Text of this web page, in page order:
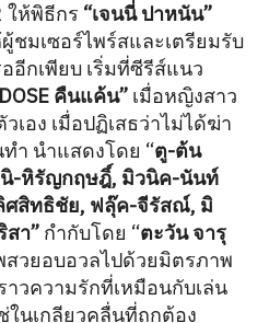
ให้พิธีกร “เจนนี่ ปาหนัน”
ชมเซอร์ไพร์สและเตรียมรับ
อีกเพียบ เริ่มที่ซีรีส์แนว
คืนแค้น” เมื่อหญิงสาว
อง เมื่อปฏิเสธว่าไม่ได้ฆ่า
ทำ นำแสดงโดย “ตู-ต้น
-หิรัญกฤษฎิ์, มิวนิค-นันท์
ศสิทธิชัย, ฟลุ๊ค-จีรัสณ์, มิ
า” กำกับโดย “ตะวัน จารุ
วยอบอวลไปด้วยมิตรภาพ
าวความรักที่เหมือนกับเล่น
ในเกลียวคลื่นที่ถูกต้อง